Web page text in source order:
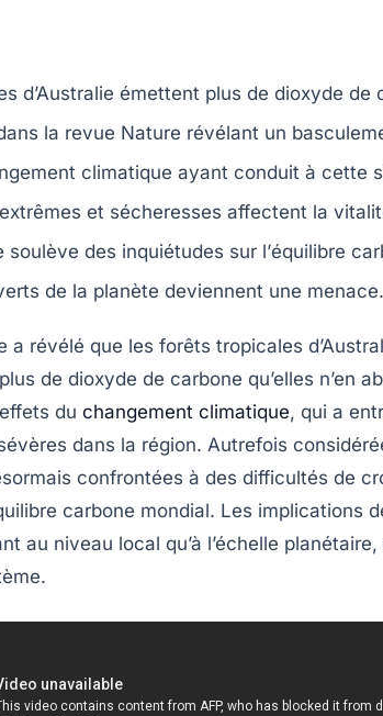
d’Australie émettent plus de dioxyde de
la revue Nature révélant un
climatique ayant conduit à cette
et sécheresses affectent la
soulève des inquiétudes sur l’équilibre
de la planète deviennent une menace.
a révélé que les forêts tropicales
de dioxyde de carbone qu’elles n’en
du changement climatique, qui a
dans la région. Autrefois
confrontées à des difficultés de
carbone mondial. Les implications
au niveau local qu’à l’échelle